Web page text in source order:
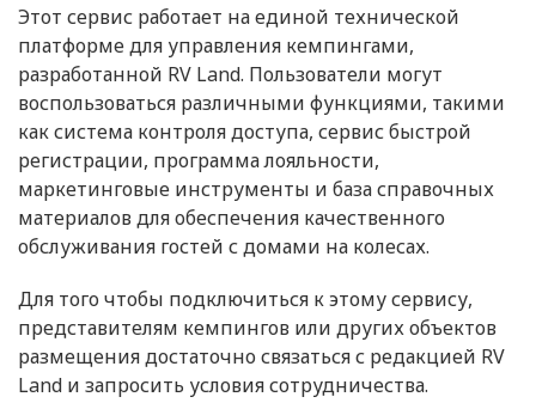
Этот сервис работает на единой технической
платформе для управления кемпингами,
разработанной RV Land. Пользователи могут
воспользоваться различными функциями, такими
как система контроля доступа, сервис быстрой
регистрации, программа лояльности,
маркетинговые инструменты и база справочных
материалов для обеспечения качественного
обслуживания гостей с домами на колесах.
Для того чтобы подключиться к этому сервису,
представителям кемпингов или других объектов
размещения достаточно связаться с редакцией RV
Land и запросить условия сотрудничества.